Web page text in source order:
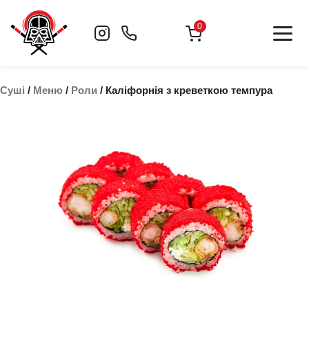
content
0
Суші / Меню / Роли / Каліфорнія з креветкою темпура